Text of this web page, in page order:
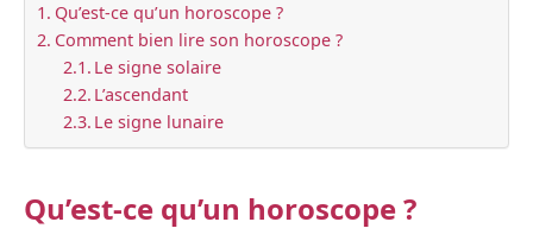
Qu’est-ce qu’un horoscope ?
Comment bien lire son horoscope ?
Le signe solaire
L’ascendant
Le signe lunaire
Qu’est-ce qu’un horoscope ?